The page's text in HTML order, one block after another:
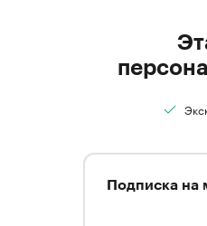
Подписка на